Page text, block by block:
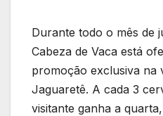
Durante todo o mês de
Cabeza de Vaca está
promoção exclusiva na
Jaguaretê. A cada 3
visitante ganha a